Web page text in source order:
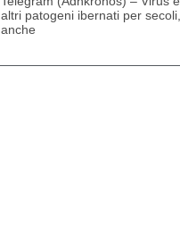
altri patogeni ibernati per secoli,
anche